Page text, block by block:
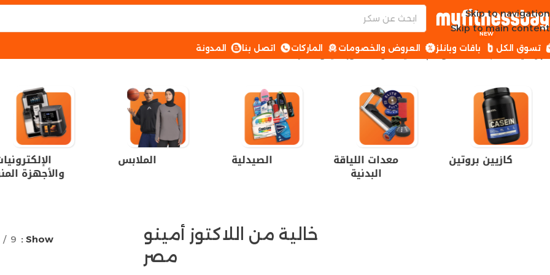
Skip to navigation
Skip to main content
تسوق الكل باقات وبانلز
NEW
العروض والخصومات الماركات اتصل بنا المدونة الرئيسية منتجات تحت الوسم “خالية من اللاكتوز أمينو مصر”
كازيين بروتين معدات اللياقة
البدنية
الصيدلية الملابس
والأجهزة
خالية من اللاكتوز أمينو
مصر
Show
9